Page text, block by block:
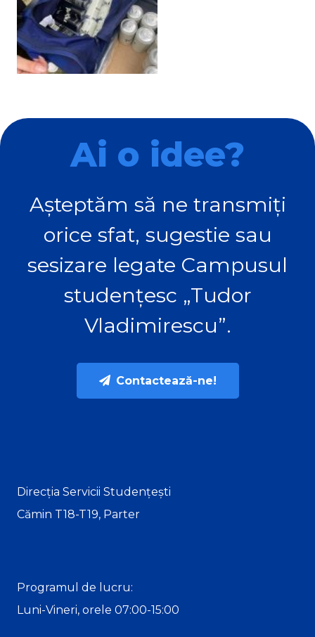
Ai o idee?
Așteptăm să ne transmiți
orice sfat, sugestie sau
sesizare legate Campusul
studențesc „Tudor
Vladimirescu”.
Contactează-ne!
Direcția Servicii Studențești
Cămin T18-T19, Parter
Programul de lucru:
Luni-Vineri, orele 07:00-15:00